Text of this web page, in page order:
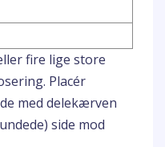
fire lige store
Placér
med delekærven
side mod